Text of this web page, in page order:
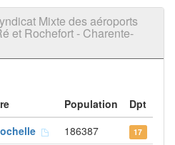
Mixte des aéroports
et Rochefort - Charente-
Population
Dpt
186387 17